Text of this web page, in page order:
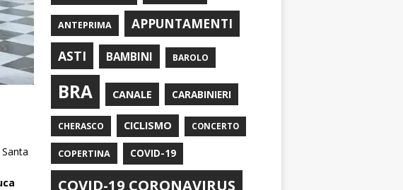
ANTEPRIMA
APPUNTAMENTI
ASTI
BAMBINI BAROLO
BRA CANALE CARABINIERI
CHERASCO CICLISMO CONCERTO
COPERTINA COVID-19
COVID-19 CORONAVIRUS